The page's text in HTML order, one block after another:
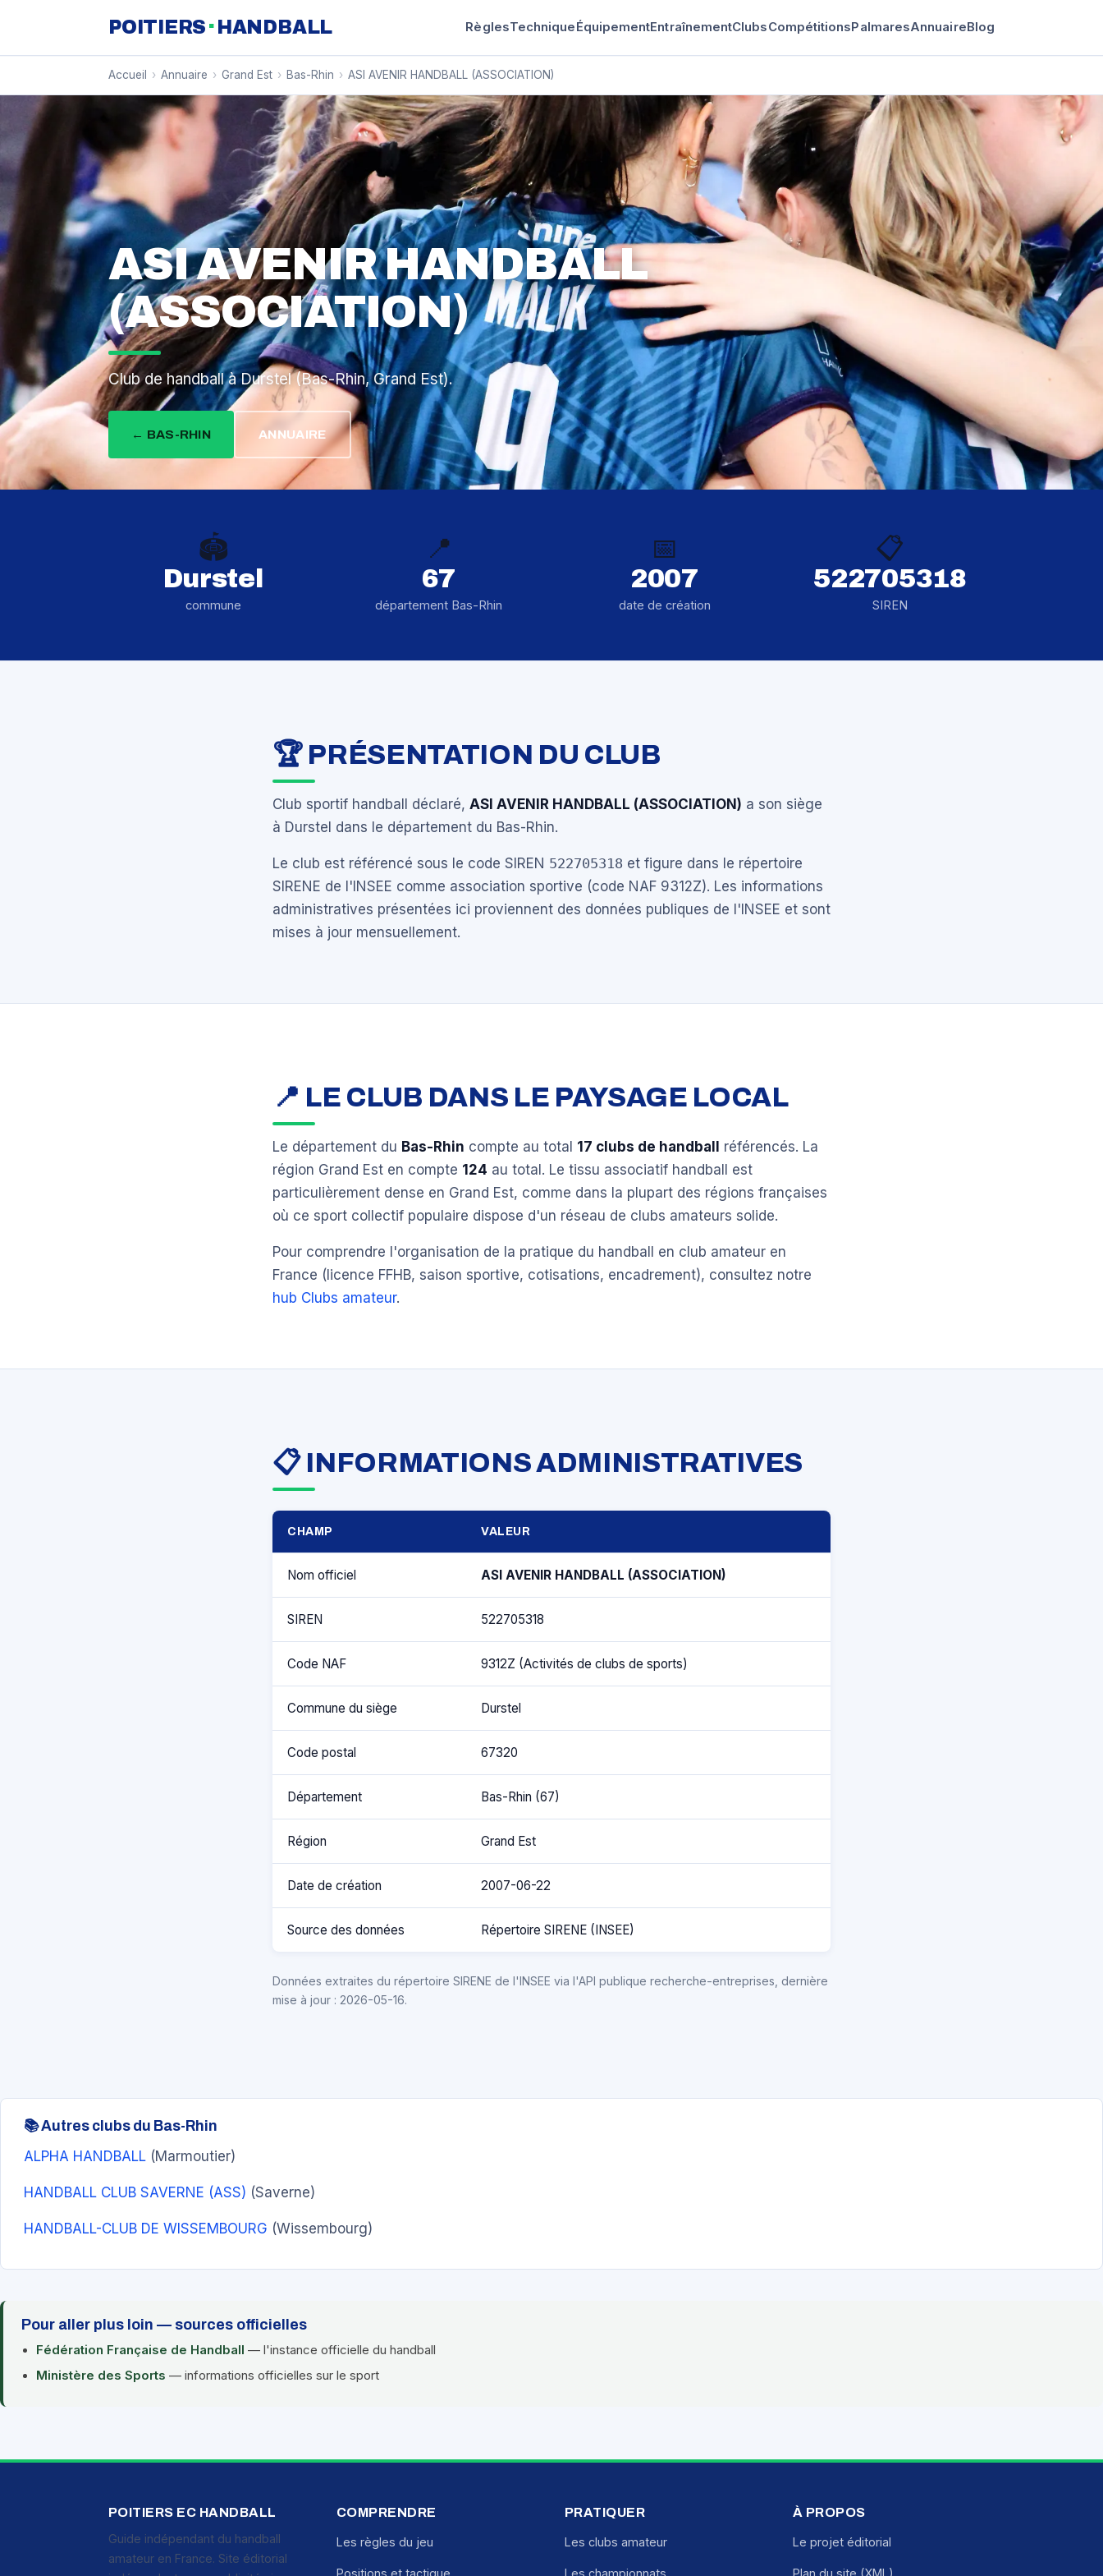
POITIERS · HANDBALL RèglesTechniqueÉquipementEntraînementClubsCompétitionsPalmaresAnnuaireBlog
Accueil › Annuaire › Grand Est › Bas-Rhin › ASI AVENIR HANDBALL (ASSOCIATION)
ASI AVENIR HANDBALL
(ASSOCIATION)
Club de handball à Durstel (Bas-Rhin, Grand Est).
← BAS-RHIN ANNUAIRE
🏟️
Durstel
commune
📍
67
département Bas-Rhin
📅
2007
date de création
📋
522705318
SIREN
🏆 PRÉSENTATION DU CLUB
Club sportif handball déclaré, ASI AVENIR HANDBALL (ASSOCIATION) a son siège
à Durstel dans le département du Bas-Rhin.
Le club est référencé sous le code SIREN 522705318 et figure dans le répertoire
SIRENE de l'INSEE comme association sportive (code NAF 9312Z). Les informations
administratives présentées ici proviennent des données publiques de l'INSEE et sont
mises à jour mensuellement.
📍 LE CLUB DANS LE PAYSAGE LOCAL
Le département du Bas-Rhin compte au total 17 clubs de handball
référencés. La
région Grand Est en compte 124 au total. Le tissu associatif handball est
particulièrement dense en Grand Est, comme dans la plupart des régions françaises
où ce sport collectif populaire dispose d'un réseau de clubs amateurs solide.
Pour comprendre l'organisation de la pratique du handball en club amateur en
France (licence FFHB, saison sportive, cotisations, encadrement), consultez notre
hub Clubs amateur.
📋 INFORMATIONS ADMINISTRATIVES
CHAMP VALEUR
Nom officiel ASI AVENIR HANDBALL (ASSOCIATION)
SIREN 522705318
Code NAF 9312Z (Activités de clubs de sports)
Commune du siège Durstel
Code postal 67320
Département Bas-Rhin (67)
Région Grand Est
Date de création 2007-06-22
Source des données Répertoire SIRENE (INSEE)
Données extraites du répertoire SIRENE de l'INSEE via l'API publique recherche-entreprises, dernière
mise à jour : 2026-05-16.
📚 Autres clubs du Bas-Rhin
ALPHA HANDBALL (Marmoutier)
HANDBALL CLUB SAVERNE (ASS) (Saverne)
HANDBALL-CLUB DE WISSEMBOURG (Wissembourg)
Pour aller plus loin — sources officielles
Fédération Française de Handball — l'instance officielle du handball
Ministère des Sports — informations officielles sur le sport
POITIERS EC HANDBALL
Guide indépendant du handball
amateur en France. Site éditorial
COMPRENDRE
Les règles du jeu
PRATIQUER
Les clubs amateur
À PROPOS
Le projet éditorial